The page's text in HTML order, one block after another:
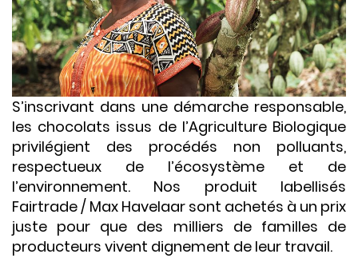
S’inscrivant dans une démarche responsable,
les chocolats issus de l’Agriculture Biologique
privilégient des procédés non polluants,
respectueux de l’écosystème et de
l’environnement. Nos produit labellisés
Fairtrade / Max Havelaar sont achetés à un prix
juste pour que des milliers de familles de
producteurs vivent dignement de leur travail.